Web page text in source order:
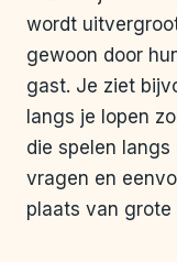
wordt
gewoon door
gast. Je ziet
langs je lopen
die spelen
vragen en
plaats van grote